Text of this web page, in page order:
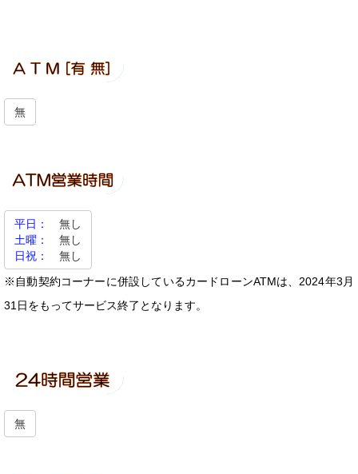
無
平日：
無し
土曜：
無し
日祝：
無し
※自動契約コーナーに併設しているカードローンATMは、2024年3月
31日をもってサービス終了となります。
無